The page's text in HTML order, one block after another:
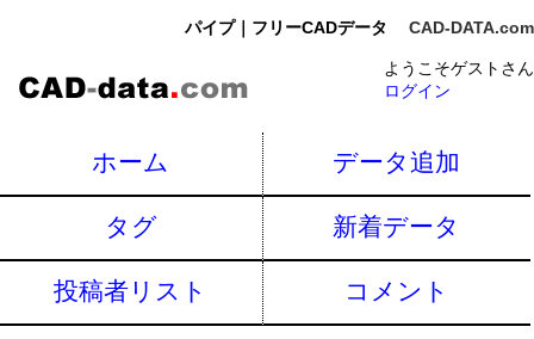
パイプ｜フリーCADデータ CAD-DATA.com
ようこそゲストさん
ログイン
ホーム データ追加
タグ 新着データ
投稿者リスト コメント